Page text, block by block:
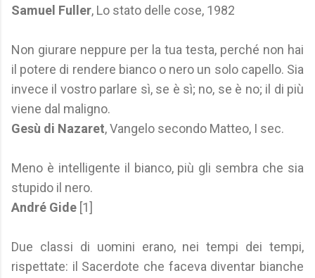
Samuel Fuller, Lo stato delle cose, 1982
Non giurare neppure per la tua testa, perché non hai
il potere di rendere bianco o nero un solo capello. Sia
invece il vostro parlare sì, se è sì; no, se è no; il di più
viene dal maligno.
Gesù di Nazaret, Vangelo secondo Matteo, I sec.
Meno è intelligente il bianco, più gli sembra che sia
stupido il nero.
André Gide [1]
Due classi di uomini erano, nei tempi dei tempi,
rispettate: il Sacerdote che faceva diventar bianche